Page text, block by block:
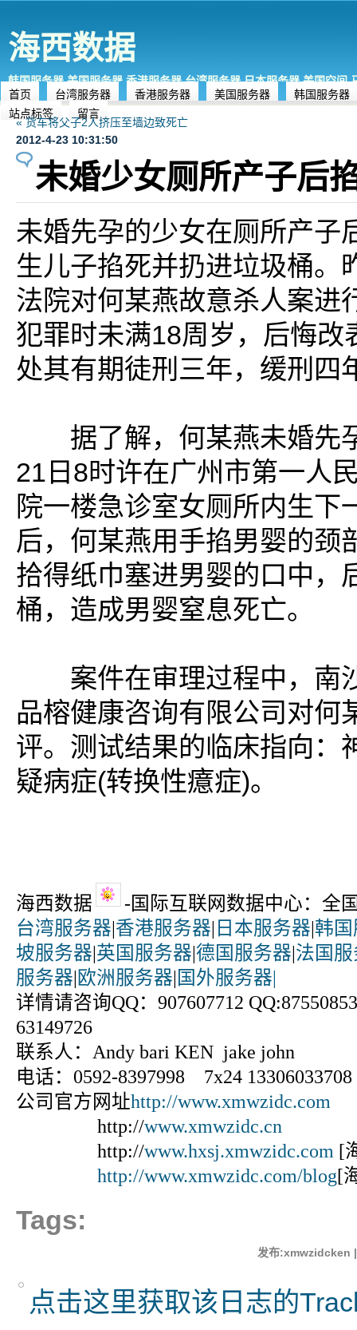
海西数据
韩国服务器,美国服务器,香港服务器,台湾服务器,日本服务器,美国空间
首页
台湾服务器 香港服务器 美国服务器
韩国服务器
站点标签
留言
« 货车将父子2人挤压至墙边致死亡
2012-4-23 10:31:50
未婚少女厕所产子后
未婚先孕的少女在厕所产子
生儿子掐死并扔进垃圾桶。
法院对何某燕故意杀人案进
犯罪时未满18周岁，后悔改
处其有期徒刑三年，缓刑四
据了解，何某燕未婚先
21日8时许在广州市第一人
院一楼急诊室女厕所内生下
后，何某燕用手掐男婴的颈
拾得纸巾塞进男婴的口中，
桶，造成男婴窒息死亡。
案件在审理过程中，南
品榕健康咨询有限公司对何
评。测试结果的临床指向：
疑病症(转换性癔症)。
海西数据
-国际互联网数据中心：全
台湾服务器|香港服务器| 日本服务器|韩
坡服务器|英国服务器|德国服务器|法国
服务器|欧洲服务器|国外服务器|
详情请咨询QQ：907607712
63149726
联系人：Andy bari KEN jake john
电话：0592-8397998 7x24 13306033708
公司官方网址http://www.xmwzidc.com
http://www.xmwzidc.cn
http://www.hxsj.xmwzidc.com [
http://www.xmwzidc.com/blog[
Tags:
发布:xmwzidcken
点击这里获取该日志的